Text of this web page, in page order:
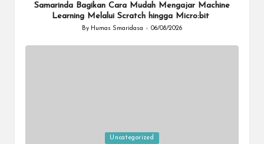
Samarinda Bagikan Cara Mudah Mengajar Machine
Learning Melalui Scratch hingga Micro:bit
Posted
By Humas Smaridasa 06/08/2026
Uncategorized